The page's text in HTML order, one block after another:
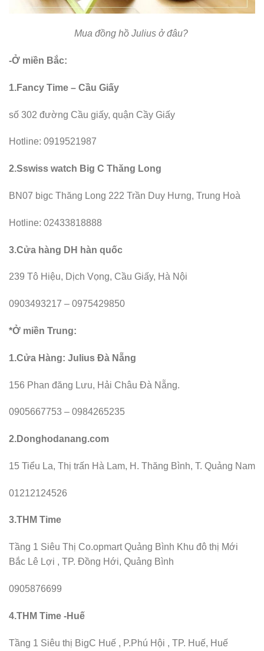
Mua đồng hồ Julius ở đâu?
-Ở miền Bắc:
1.Fancy Time – Cầu Giấy
số 302 đường Cầu giấy, quận Cầy Giấy
Hotline: 0919521987
2.Sswiss watch Big C Thăng Long
BN07 bigc Thăng Long 222 Trần Duy Hưng, Trung Hoà
Hotline: 02433818888
3.Cửa hàng DH hàn quốc
239 Tô Hiệu, Dịch Vọng, Cầu Giấy, Hà Nội
0903493217 – 0975429850
*Ở miền Trung:
1.Cửa Hàng: Julius Đà Nẵng
156 Phan đăng Lưu, Hải Châu Đà Nẵng.
0905667753 – 0984265235
2.Donghodanang.com
15 Tiểu La, Thị trấn Hà Lam, H. Thăng Bình, T. Quảng Nam
01212124526
3.THM Time
Tầng 1 Siêu Thị Co.opmart Quảng Bình Khu đô thị Mới
Bắc Lê Lợi , TP. Đồng Hới, Quảng Bình
0905876699
4.THM Time -Huế
Tầng 1 Siêu thị BigC Huế , P.Phú Hội , TP. Huế, Huế